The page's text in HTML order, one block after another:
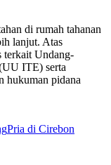
di rumah tahanan
lanjut. Atas
terkait Undang-
ITE) serta
hukuman pidana
Pria di Cirebon